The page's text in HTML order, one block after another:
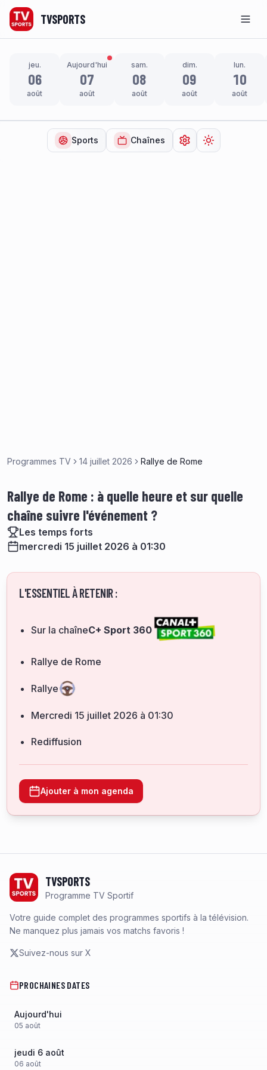
TVSPORTS
jeu.
06
août
Aujourd'hui
07
août
sam.
08
août
dim.
09
août
lun.
10
août
Sports Chaînes Ouvrir lesChanger de
Programmes TV 14 juillet 2026 Rallye de Rome
Rallye de Rome : à quelle heure et sur quelle
chaîne suivre l'événement ?
Les temps forts
mercredi 15 juillet 2026 à 01:30
L'ESSENTIEL À RETENIR :
Sur la chaîneC+ Sport 360
Rallye de Rome
Rallye
mercredi 15 juillet 2026 à 01:30
Rediffusion
Ajouter à mon agenda
TVSPORTS
Programme TV Sportif
Votre guide complet des programmes sportifs à la télévision.
Ne manquez plus jamais vos matchs favoris !
Suivez-nous sur X
PROCHAINES DATES
Aujourd'hui
05 août
jeudi 6 août
06 août